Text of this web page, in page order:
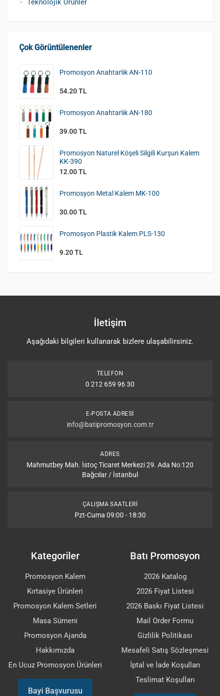
Teknolojik Ürünler
Çok Görüntülenenler
Promosyon Anahtarlık AN-110
54.20 TL
Promosyon Anahtarlık AN-180
39.00 TL
Promosyon Naturel Köşeli Silgili Kurşun Kalem
KK-390
12.00 TL
Promosyon Metal Kalem MK-100
30.00 TL
Promosyon Plastik Kalem PLS-130
9.20 TL
İletişim
Aşağıdaki bilgileri kullanarak bizlere ulaşabilirsiniz.
TELEFON
0 212 659 96 30
E-POSTA ADRESI
info@batipromosyon.com.tr
ADRES
Mahmutbey Mah. İstoç Ticaret Merkezi 29. Ada No:120
Bağcılar / İstanbul
ÇALIŞMA SAATLERI
Pzt-Cuma 09:00 - 18:30
Kategoriler
Promosyon Kalem
Kırtasiye Ürünleri
Promosyon Kalem Setleri
Masa Sümeni
Promosyon Ajanda
Hakkımızda
En Ucuz Promosyon Ürünleri
Bayi Başvurusu
Batı Promosyon
2026 Katalog
2026 Fiyat Listesi
2026 Baskı Fiyat Listesi
Mail Order Formu
Gizlilik Politikası
Mesafeli Satış Sözleşmesi
İptal ve İade Koşulları
Teslimat Koşulları